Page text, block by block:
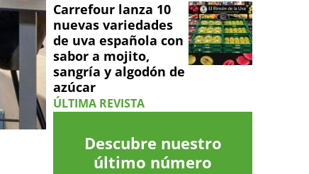
Carrefour lanza 10
nuevas variedades
de uva española con
sabor a mojito,
sangría y algodón de
azúcar
ÚLTIMA REVISTA
Descubre nuestro
último número